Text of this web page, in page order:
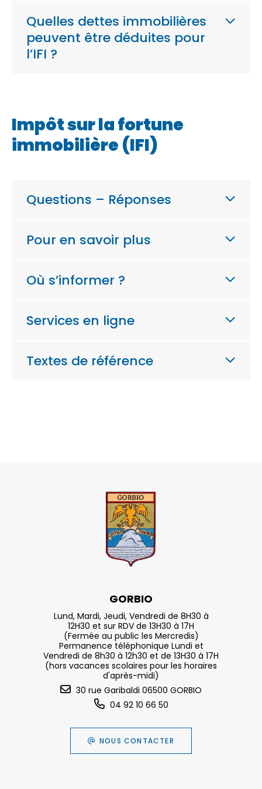
Quelles dettes immobilières
peuvent être déduites pour
l’IFI ?
Impôt sur la fortune
immobilière (IFI)
Questions – Réponses
Pour en savoir plus
Où s’informer ?
Services en ligne
Textes de référence
GORBIO
Lund, Mardi, Jeudi, Vendredi de 8H30 à
12H30 et sur RDV de 13H30 à 17H
(Fermée au public les Mercredis)
Permanence téléphonique Lundi et
Vendredi de 8h30 à 12h30 et de 13H30 à 17H
(hors vacances scolaires pour les horaires
d'après-midi)
30 rue Garibaldi 06500 GORBIO
04 92 10 66 50
NOUS CONTACTER